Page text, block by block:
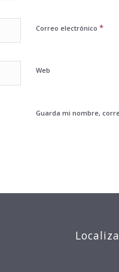
Correo electrónico *
Web
Guarda mi nombre,